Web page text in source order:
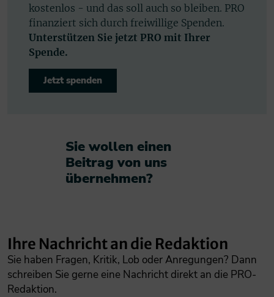
kostenlos - und das soll auch so bleiben. PRO
finanziert sich durch freiwillige Spenden.
Unterstützen Sie jetzt PRO mit Ihrer
Spende.
Jetzt spenden
Sie wollen einen
Beitrag von uns
übernehmen?​
Ihre Nachricht an die Redaktion
Sie haben Fragen, Kritik, Lob oder Anregungen? Dann
schreiben Sie gerne eine Nachricht direkt an die PRO-
Redaktion.